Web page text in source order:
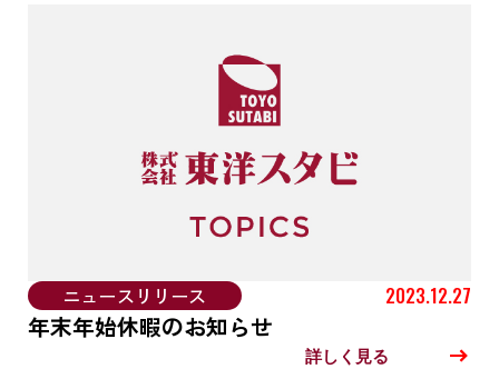
ニュースリリース 2023.12.27
年末年始休暇のお知らせ
詳しく見る